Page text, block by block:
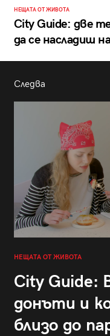
НЕЩАТА ОТ ЖИВОТА
City Guide: две
да се насладиш
Следва
НЕЩАТА ОТ ЖИВОТА
City Guide:
донъти и
близо до